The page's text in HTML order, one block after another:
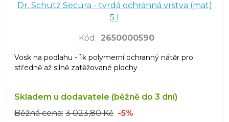
Dr. Schutz Secura - tvrdá ochranná vrstva (mat)
5 l
Kód : 2650000590
Vosk na podlahu - 1k polymerní ochranný nátěr pro
středně až silně zatěžované plochy
Skladem u dodavatele (běžně do 3 dní)
Běžná cena: 3 023,80 Kč -5%